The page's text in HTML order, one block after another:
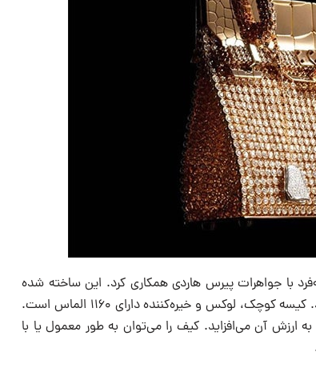
با جواهرات پیرس هاردی همکاری کرد. این ساخته شده
است تا شبیه چرم تمساح باشد و دارای طلای گل رز جامد. کیسه کوچک، لوکس و خیره‌کننده دارای ۱۱۶۰ الماس است.
به ارزش آن می‌افزاید. کیف را می‌توان به طور معمول یا با